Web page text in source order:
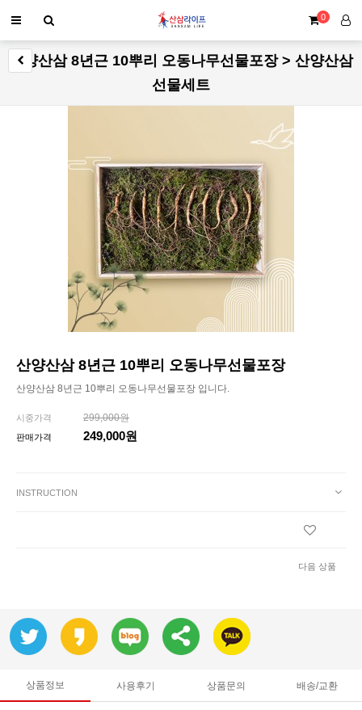
0
산양산삼 8년근 10뿌리 오동나무선물포장 > 산양산삼
선물세트
산양산삼 8년근 10뿌리 오동나무선물포장
산양산삼 8년근 10뿌리 오동나무선물포장 입니다.
시중가격 299,000원
판매가격 249,000원
INSTRUCTION
다음 상품
상품정보 사용후기 상품문의 배송/교환